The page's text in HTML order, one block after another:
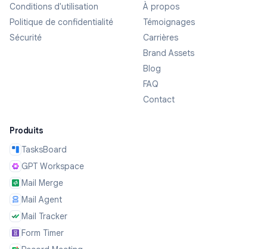
Conditions d'utilisation
Politique de confidentialité
Sécurité
À propos
Témoignages
Carrières
Brand Assets
Blog
FAQ
Contact
Produits
TasksBoard
GPT Workspace
Mail Merge
Mail Agent
Mail Tracker
Form Timer